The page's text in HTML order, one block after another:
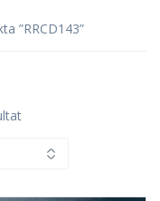
”RRCD143”